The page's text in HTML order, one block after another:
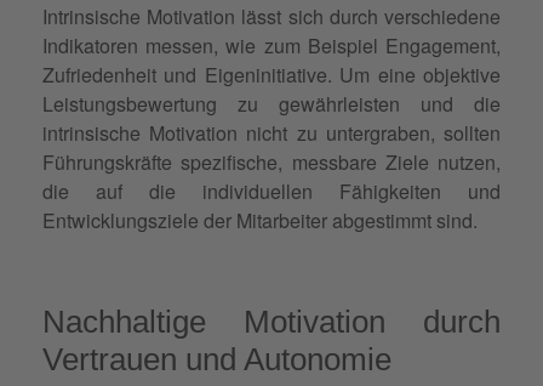
Intrinsische Motivation lässt sich durch verschiedene
Indikatoren messen, wie zum Beispiel Engagement,
Zufriedenheit und Eigeninitiative. Um eine objektive
Leistungsbewertung zu gewährleisten und die
intrinsische Motivation nicht zu untergraben, sollten
Führungskräfte spezifische, messbare Ziele nutzen,
die auf die individuellen Fähigkeiten und
Entwicklungsziele der Mitarbeiter abgestimmt sind.
Nachhaltige Motivation durch
Vertrauen und Autonomie